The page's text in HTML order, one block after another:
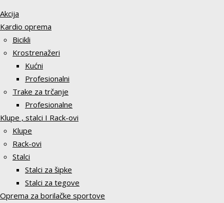
Akcija
Kardio oprema
Bicikli
Krostrenažeri
Kućni
Profesionalni
Trake za trčanje
Profesionalne
Klupe , stalci I Rack-ovi
Klupe
Rack-ovi
Stalci
Stalci za šipke
Stalci za tegove
Oprema za borilačke sportove